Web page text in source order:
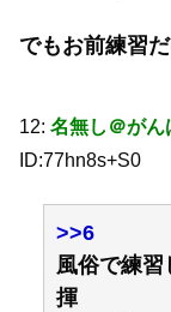
でもお前練習
12: 名無し＠がん
ID:77hn8s+S0
>>6
風俗で練習
揮